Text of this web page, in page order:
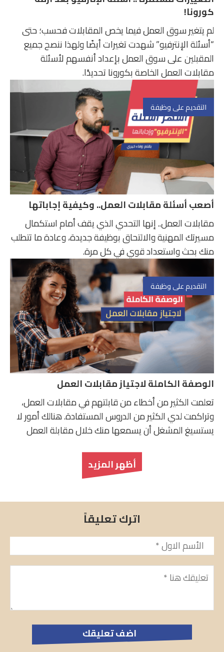
كورونا!
لم يتغير سوق العمل فيما يخص المقابلات فحسب؛ حتى
“أسئلة الإنترفيو” شهدت تغيرات أيضًا ولهذا ننصح جميع
المقبلين على سوق العمل بإعداد أنفسهم لأسئلة
مقابلات العمل الخاصة بكورونا تحديدًا.
التقديم على وظيفة
أصعب أسئلة مقابلات العمل.. وكيفية إجاباتها
مقابلات العمل.. إنها التحدي الذي يقف أمام استكمال
مسيرتك المهنية والالتحاق بوظيفة جديدة، وعادة ما تتطلب
منك بحث واستعداد قوي في كل مرة.
التقديم على وظيفة
الوصفة الكاملة لاجتياز مقابلات العمل
تعلمت الكثير من أخطاء من قابلتهم في مقابلات العمل،
وتراكمت لدي الكثير من الدروس المستفادة. هنالك أمور لا
يستسيغ المشغل أن يسمعها منك خلال مقابلة العمل
أظهر المزيد
اترك تعليقاً
الأسم*
تعليق